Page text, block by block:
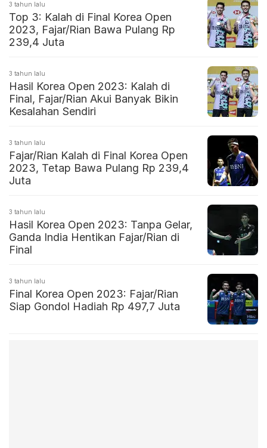
3 tahun lalu
Top 3: Kalah di Final Korea Open
2023, Fajar/Rian Bawa Pulang Rp
239,4 Juta
3 tahun lalu
Hasil Korea Open 2023: Kalah di
Final, Fajar/Rian Akui Banyak Bikin
Kesalahan Sendiri
3 tahun lalu
Fajar/Rian Kalah di Final Korea Open
2023, Tetap Bawa Pulang Rp 239,4
Juta
3 tahun lalu
Hasil Korea Open 2023: Tanpa Gelar,
Ganda India Hentikan Fajar/Rian di
Final
3 tahun lalu
Final Korea Open 2023: Fajar/Rian
Siap Gondol Hadiah Rp 497,7 Juta